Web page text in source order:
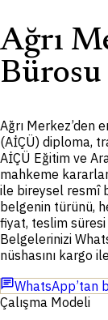
Ağrı
Bürosu
Ağrı Merkez’den
(AİÇÜ) diploma,
AİÇÜ Eğitim ve
mahkeme
ile bireysel resmî
belgenin türünü,
fiyat, teslim süresi
Belgelerinizi
nüshasını kargo
chatWhatsApp’tan
Çalışma Modeli